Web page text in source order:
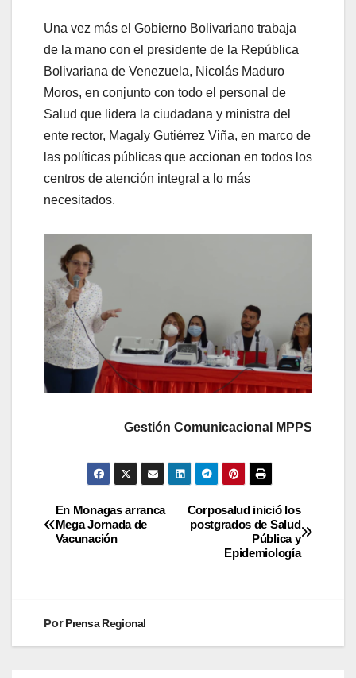
Una vez más el Gobierno Bolivariano trabaja
de la mano con el presidente de la República
Bolivariana de Venezuela, Nicolás Maduro
Moros, en conjunto con todo el personal de
Salud que lidera la ciudadana y ministra del
ente rector, Magaly Gutiérrez Viña, en marco de
las políticas públicas que accionan en todos los
centros de atención integral a lo más
necesitados.
Gestión Comunicacional MPPS
Corposalud inició los
postgrados de Salud
Pública y
Epidemiología
En Monagas arranca
Mega Jornada de
Vacunación
PorPrensa Regional